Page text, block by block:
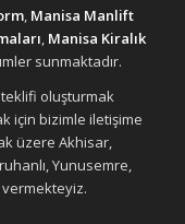
, Manisa Manlift
, Manisa Kiralık
sunmaktadır.
oluşturmak
için bizimle iletişime
üzere Akhisar,
Yunusemre,
vermekteyiz.